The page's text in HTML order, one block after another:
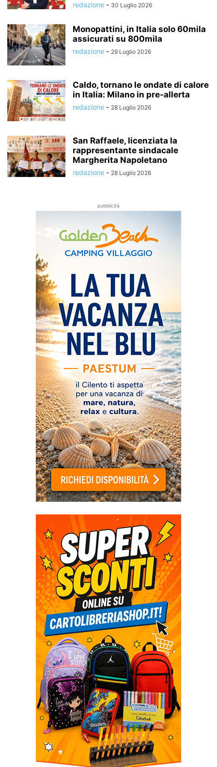
redazione - 30 Luglio 2026
Monopattini, in Italia solo 60mila
assicurati su 800mila
redazione - 29 Luglio 2026
Caldo, tornano le ondate di calore
in Italia: Milano in pre-allerta
redazione - 28 Luglio 2026
San Raffaele, licenziata la
rappresentante sindacale
Margherita Napoletano
redazione - 28 Luglio 2026
pubblicità